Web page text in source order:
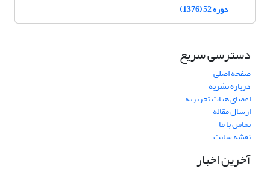
دوره 52 (1376)
دسترسی سریع
صفحه اصلی
درباره نشریه
اعضای هیات تحریریه
ارسال مقاله
تماس با ما
نقشه سایت
آخرین اخبار